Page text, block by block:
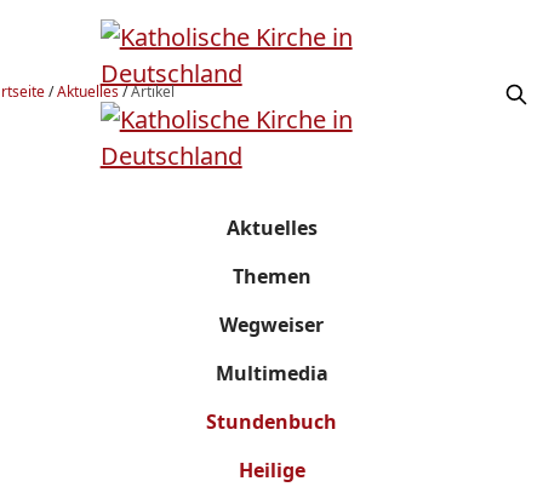
/Aktuelles/Artikel
Aktuelles
Themen
Wegweiser
Multimedia
Stundenbuch
Heilige